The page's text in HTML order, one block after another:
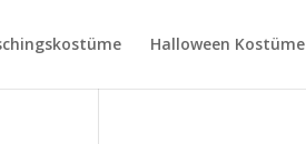
Halloween Kostüme